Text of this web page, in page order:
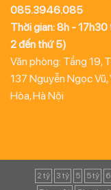
085.3946.085
Thời gian: 8h -
2 đến thứ 5)
Văn phòng: Tầng 19,
137 Nguyễn Ngọc Vũ,
Hòa, Hà Nội
2 tỷ 3 tỷ 5 5 tỷ 6